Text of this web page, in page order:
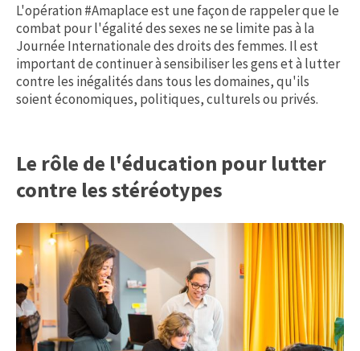
L'opération #Amaplace est une façon de rappeler que le
combat pour l'égalité des sexes ne se limite pas à la
Journée Internationale des droits des femmes. Il est
important de continuer à sensibiliser les gens et à lutter
contre les inégalités dans tous les domaines, qu'ils
soient économiques, politiques, culturels ou privés.
Le rôle de l'éducation pour lutter
contre les stéréotypes